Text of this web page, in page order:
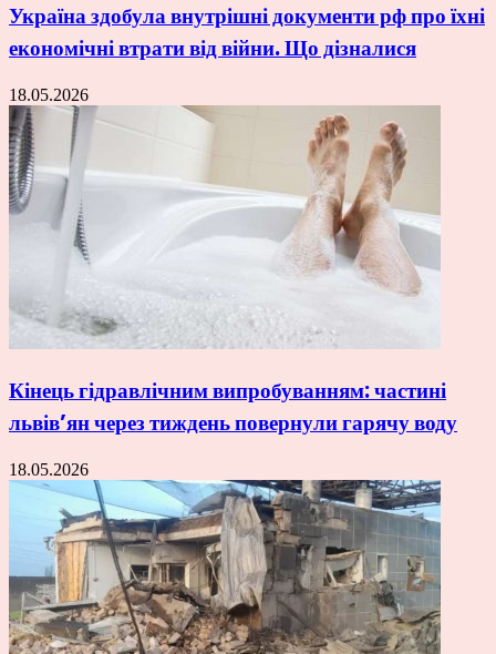
Україна здобула внутрішні документи рф про їхні
економічні втрати від війни. Що дізналися
18.05.2026
Кінець гідравлічним випробуванням: частині
львів’ян через тиждень повернули гарячу воду
18.05.2026